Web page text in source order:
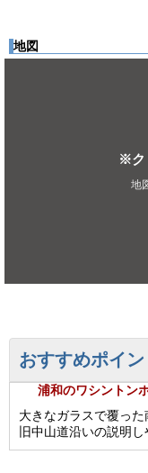
地図
※ク
地
おすすめポイン
浦和のワシントン
大きなガラスで覆った
旧中山道沿いの説明